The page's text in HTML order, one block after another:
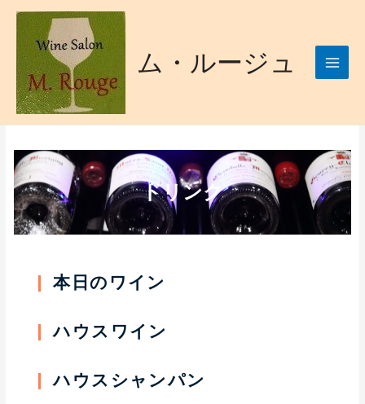
ム・ルージュ
ドリンク
本日のワイン
ハウスワイン
ハウスシャンパン